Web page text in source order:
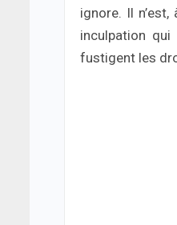
ignore. Il
inculpation
fustigent les